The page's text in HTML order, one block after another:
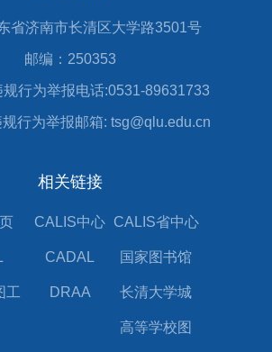
省济南市长清区大学路3501号
邮编：250353
规行为举报电话:0531-89631733
行为举报邮箱: tsg@qlu.edu.cn
相关链接
CALIS中心 CALIS省中心
CADAL 国家图书馆
工 DRAA 长清大学城
高等学校图